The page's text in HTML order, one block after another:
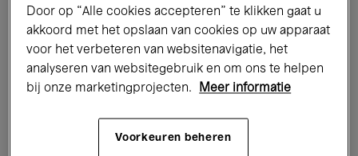
Tentoonstellingen Films
Performances Lezingen & Debatten
Jazz Klassieke Muziek Global Music
Elektronische Muziek
Door op “Alle cookies accepteren” te klikken gaat u
akkoord met het opslaan van cookies op uw apparaat
voor het verbeteren van websitenavigatie, het
analyseren van websitegebruik en om ons te helpen
bij onze marketingprojecten.
Meer informatie
Voorkeuren beheren